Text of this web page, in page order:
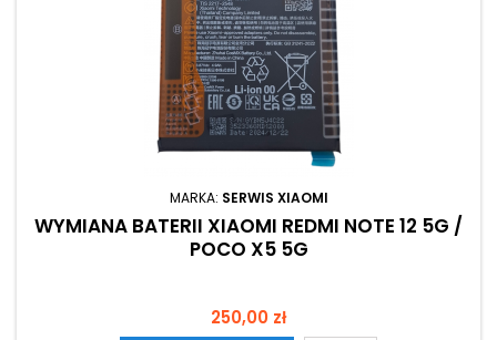
MARKA: SERWIS XIAOMI
WYMIANA BATERII XIAOMI REDMI NOTE 12 5G /
POCO X5 5G
Cena
250,00 zł